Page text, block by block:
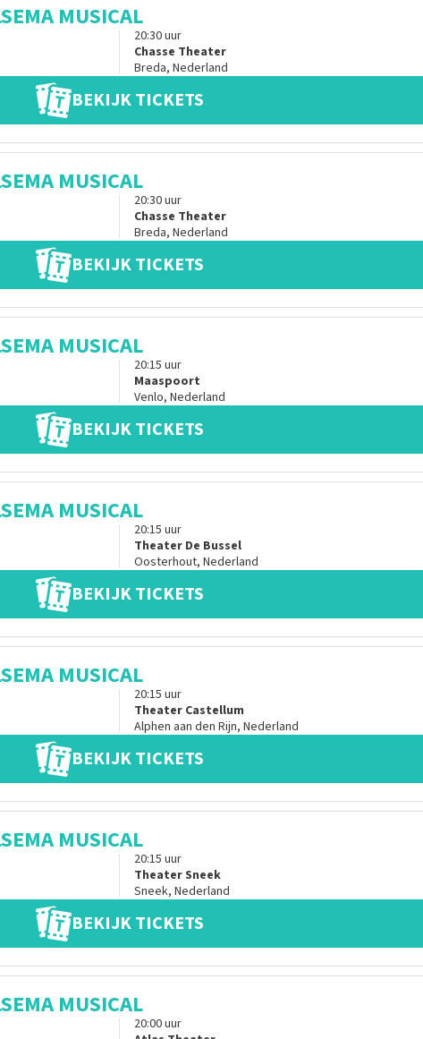
MUSICAL
20:30uur
Chasse Theater
Breda, Nederland
BEKIJK TICKETS
MUSICAL
20:30uur
Chasse Theater
Breda, Nederland
BEKIJK TICKETS
MUSICAL
20:15 uur
Maaspoort
Venlo, Nederland
BEKIJK TICKETS
MUSICAL
20:15 uur
Theater De Bussel
Oosterhout, Nederland
BEKIJK TICKETS
MUSICAL
20:15 uur
Theater Castellum
Alphen aan den Rijn, Nederland
BEKIJK TICKETS
MUSICAL
20:15 uur
Theater Sneek
Sneek, Nederland
BEKIJK TICKETS
MUSICAL
20:00uur